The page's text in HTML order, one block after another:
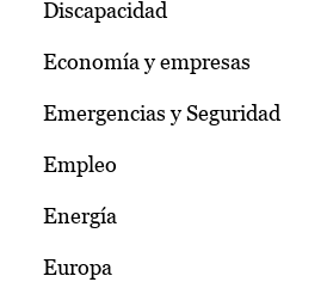
Discapacidad
Economía y empresas
Emergencias y Seguridad
Empleo
Energía
Europa